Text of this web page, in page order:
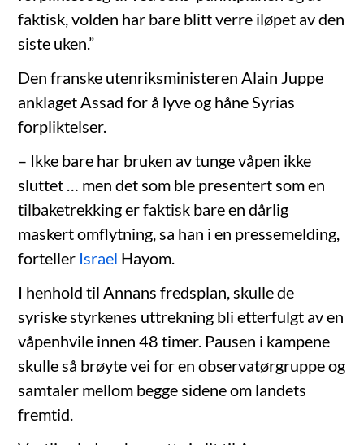
faktisk, volden har bare blitt verre iløpet av den
siste uken.”
Den franske utenriksministeren Alain Juppe
anklaget Assad for å lyve og håne Syrias
forpliktelser.
– Ikke bare har bruken av tunge våpen ikke
sluttet … men det som ble presentert som en
tilbaketrekking er faktisk bare en dårlig
maskert omflytning, sa han i en pressemelding,
forteller Israel Hayom.
I henhold til Annans fredsplan, skulle de
syriske styrkenes uttrekning bli etterfulgt av en
våpenhvile innen 48 timer. Pausen i kampene
skulle så brøyte vei for en observatørgruppe og
samtaler mellom begge sidene om landets
fremtid.